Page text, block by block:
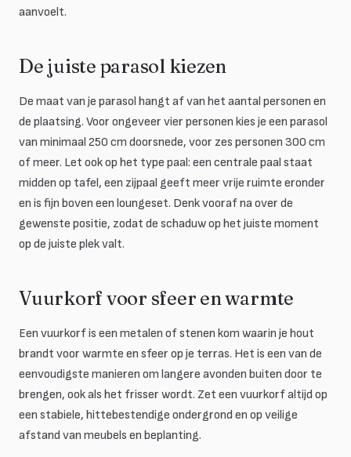
aanvoelt.
De juiste parasol kiezen
De maat van je parasol hangt af van het aantal personen en
de plaatsing. Voor ongeveer vier personen kies je een parasol
van minimaal 250 cm doorsnede, voor zes personen 300 cm
of meer. Let ook op het type paal: een centrale paal staat
midden op tafel, een zijpaal geeft meer vrije ruimte eronder
en is fijn boven een loungeset. Denk vooraf na over de
gewenste positie, zodat de schaduw op het juiste moment
op de juiste plek valt.
Vuurkorf voor sfeer en warmte
Een vuurkorf is een metalen of stenen kom waarin je hout
brandt voor warmte en sfeer op je terras. Het is een van de
eenvoudigste manieren om langere avonden buiten door te
brengen, ook als het frisser wordt. Zet een vuurkorf altijd op
een stabiele, hittebestendige ondergrond en op veilige
afstand van meubels en beplanting.